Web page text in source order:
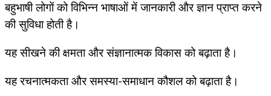
बहुभाषी लोगों को विभिन्न भाषाओं में जानकारी और ज्ञान प्राप्त करने
की सुविधा होती है।
यह सीखने की क्षमता और संज्ञानात्मक विकास को बढ़ाता है।
यह रचनात्मकता और समस्या-समाधान कौशल को बढ़ाता है।